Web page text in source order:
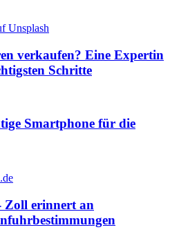
verkaufen? Eine Expertin
Schritte
Smartphone für die
Zoll erinnert an